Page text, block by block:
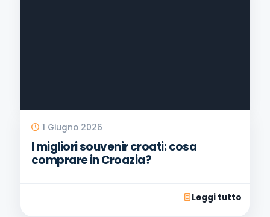
1 Giugno 2026
I migliori souvenir croati: cosa
comprare in Croazia?
Leggi tutto